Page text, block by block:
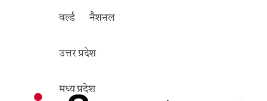
वर्ल्ड नैशनल
उत्तर प्रदेश
मध्य प्रदेश